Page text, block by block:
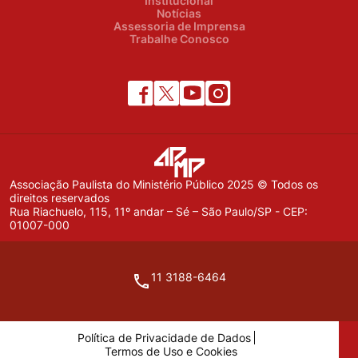
Notícias
Assessoria de Imprensa
Trabalhe Conosco
Associação Paulista do Ministério Público 2025 © Todos os
direitos reservados
Rua Riachuelo, 115, 11º andar – Sé – São Paulo/SP - CEP:
01007-000
11 3188-6464
Política de Privacidade de Dados
Termos de Uso e Cookies